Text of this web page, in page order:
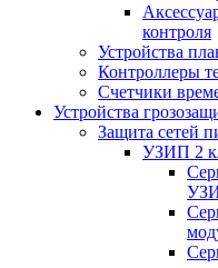
контроля
Устройства
Контроллеры
Счетчики
Устройства
Защита сетей
УЗИП 2